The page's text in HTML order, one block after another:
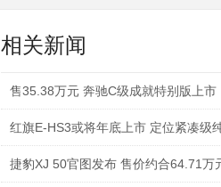
相关新闻
售35.38万元 奔驰C级成就特别版上市
红旗E-HS3或将年底上市 定位紧凑级
捷豹XJ 50官图发布 售价约合64.71万